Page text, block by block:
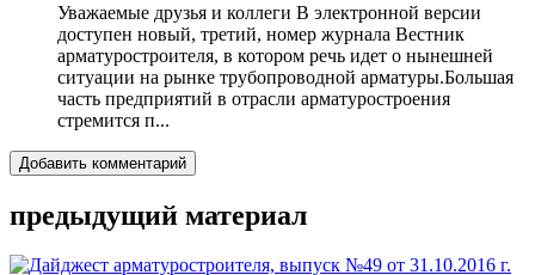
Уважаемые друзья и коллеги В электронной версии
доступен новый, третий, номер журнала Вестник
арматуростроителя, в котором речь идет о нынешней
ситуации на рынке трубопроводной арматуры.Большая
часть предприятий в отрасли арматуростроения
стремится п...
Добавить комментарий
предыдущий материал